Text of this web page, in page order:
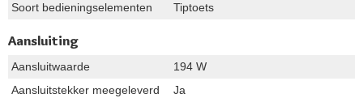
Soort bedieningselementen Tiptoets
Aansluiting
Aansluitwaarde
194 W
Aansluitstekker meegeleverd
Ja